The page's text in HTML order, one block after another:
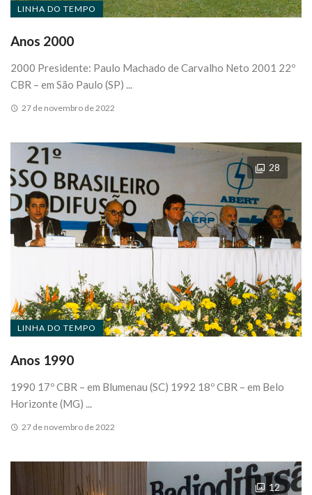
LINHA DO TEMPO
Anos 2000
2000 Presidente: Paulo Machado de Carvalho Neto 2001 22º
CBR – em São Paulo (SP) ...
27 de novembro de 2022
28
LINHA DO TEMPO
Anos 1990
1990 17º CBR – em Blumenau (SC) 1992 18º CBR – em Belo
Horizonte (MG) ...
27 de novembro de 2022
12